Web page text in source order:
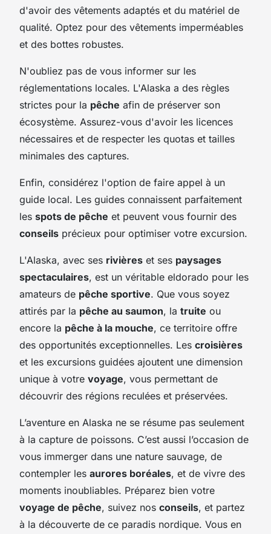
d'avoir des vêtements adaptés et du matériel de
qualité. Optez pour des vêtements imperméables
et des bottes robustes.
N'oubliez pas de vous informer sur les
réglementations locales. L'Alaska a des règles
strictes pour la pêche afin de préserver son
écosystème. Assurez-vous d'avoir les licences
nécessaires et de respecter les quotas et tailles
minimales des captures.
Enfin, considérez l'option de faire appel à un
guide local. Les guides connaissent parfaitement
les spots de pêche et peuvent vous fournir des
conseils précieux pour optimiser votre excursion.
L'Alaska, avec ses rivières et ses paysages
spectaculaires, est un véritable eldorado pour les
amateurs de pêche sportive. Que vous soyez
attirés par la pêche au saumon, la truite ou
encore la pêche à la mouche, ce territoire offre
des opportunités exceptionnelles. Les croisières
et les excursions guidées ajoutent une dimension
unique à votre voyage, vous permettant de
découvrir des régions reculées et préservées.
L’aventure en Alaska ne se résume pas seulement
à la capture de poissons. C’est aussi l’occasion de
vous immerger dans une nature sauvage, de
contempler les aurores boréales, et de vivre des
moments inoubliables. Préparez bien votre
voyage de pêche, suivez nos conseils, et partez
à la découverte de ce paradis nordique. Vous en